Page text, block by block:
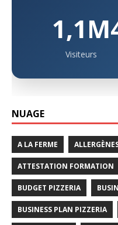
1,1M
Visiteurs
NUAGE
A LA FERME
ATTESTATION FORMATION
BUDGET PIZZERIA
BUSINESS PLAN PIZZERIA